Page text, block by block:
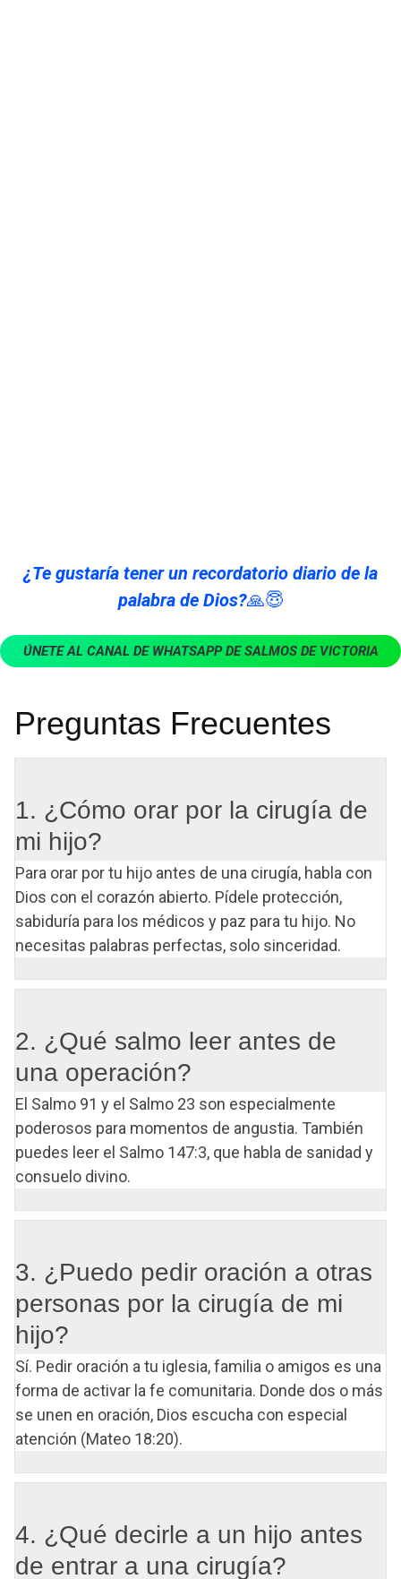
¿Te gustaría tener un recordatorio diario de la
palabra de Dios?🙏😇
ÚNETE AL CANAL DE WHATSAPP DE SALMOS DE VICTORIA
Preguntas Frecuentes
1. ¿Cómo orar por la cirugía de
mi hijo?
Para orar por tu hijo antes de una cirugía, habla con
Dios con el corazón abierto. Pídele protección,
sabiduría para los médicos y paz para tu hijo. No
necesitas palabras perfectas, solo sinceridad.
2. ¿Qué salmo leer antes de
una operación?
El Salmo 91 y el Salmo 23 son especialmente
poderosos para momentos de angustia. También
puedes leer el Salmo 147:3, que habla de sanidad y
consuelo divino.
3. ¿Puedo pedir oración a otras
personas por la cirugía de mi
hijo?
Sí. Pedir oración a tu iglesia, familia o amigos es una
forma de activar la fe comunitaria. Donde dos o más
se unen en oración, Dios escucha con especial
atención (Mateo 18:20).
4. ¿Qué decirle a un hijo antes
de entrar a una cirugía?